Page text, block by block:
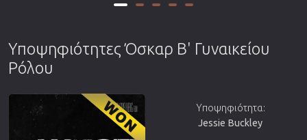
Υποψηφιότητες Όσκαρ Β' Γυναικείου
Ρόλου
Υποψηφιότητα:
Jessie Buckley